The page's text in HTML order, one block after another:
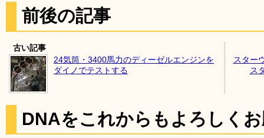
前後の記事
古い記事
24気筒・3400馬力のディーゼルエンジンを
ダイノでテストする
スター
ス
DNAをこれからもよろしく